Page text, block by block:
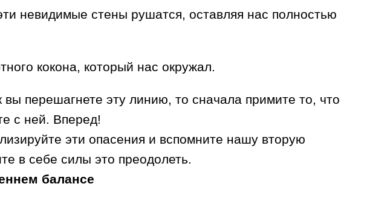
невидимые стены рушатся, оставляя нас полностью
кокона, который нас окружал.
перешагнете эту линию, то сначала примите то, что
с ней. Вперед!
эти опасения и вспомните нашу вторую
в себе силы это преодолеть.
балансе